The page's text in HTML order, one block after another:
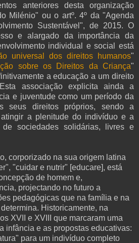
anteriores desta organização
Milénio" ou o artº. 4º da "Agenda
Sustentável", de 2015. O
e alargado da importância da
individual e social está
universal dos direitos humanos"
sobre os Direitos da Criança"
a educação a um direito
associação explicita ainda a
e juventude como um período da
seus direitos próprios, sendo a
a plenitude do indivíduo e a
de sociedades solidárias, livres e
corporizado na sua origem latina
"cuidar e nutrir" [educare], está
de homem e,
projectando no futuro a
pedagógicas que na família e na
Historicamente, na
XVII e XVIII que marcaram uma
infância e as propostas educativas:
para um indivíduo completo